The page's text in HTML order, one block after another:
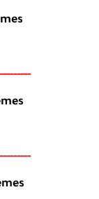
-
-